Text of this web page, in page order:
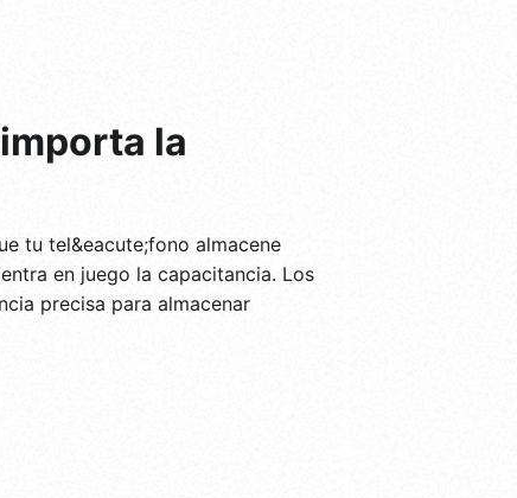
la
tu tel&eacute;fono almacene
en juego la capacitancia. Los
precisa para almacenar